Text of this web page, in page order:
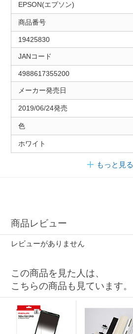
EPSON(エプソン)
商品番号
19425830
JANコード
4988617355200
メーカー発売日
2019/06/24発売
色
ホワイト
もっと見る
商品レビュー
レビューがありません
この商品を見た人は、
こちらの商品も見ています。